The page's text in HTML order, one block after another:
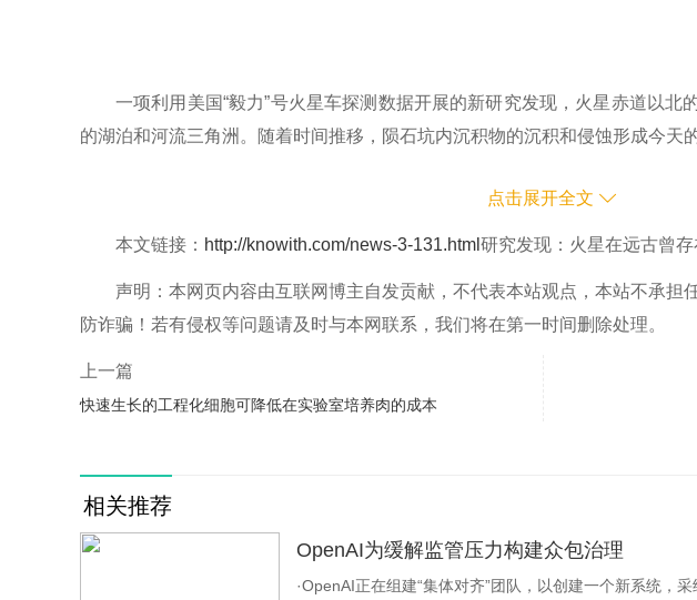
一项利用美国“毅力”号火星车探测数据开展的新研究发现，火星赤道以北
的湖泊和河流三角洲。随着时间推移，陨石坑内沉积物的沉积和侵蚀形成今天
点击展开全文
本文链接： http://knowith.com/news-3-131.html 研究发现：火星在远古曾
声明：本网页内容由互联网博主自发贡献，不代表本站观点，本站不承担
防诈骗！若有侵权等问题请及时与本网联系，我们将在第一时间删除处理。
上一篇
快速生长的工程化细胞可降低在实验室培养肉的成本
相关推荐
OpenAI为缓解监管压力构建众包治理
·OpenAI正在组建“集体对齐”团队，以创建一个新系统，